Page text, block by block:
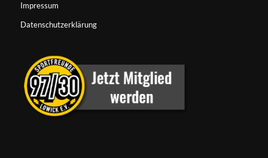
Impressum
Datenschutzerklärung